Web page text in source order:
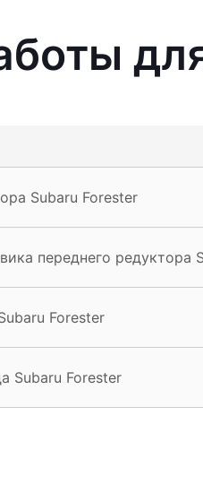
Subaru Forester
переднего редуктора
Forester
Subaru Forester